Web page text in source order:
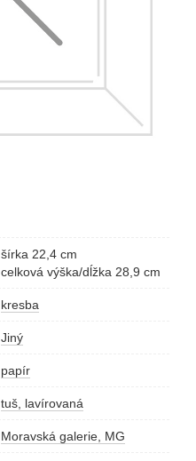
šírka 22,4 cm
celková výška/dĺžka 28,9 cm
kresba
Jiný
papír
tuš, lavírovaná
Moravská galerie, MG